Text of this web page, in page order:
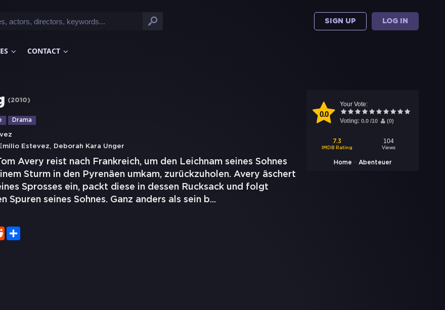
SIGN UP LOG IN
CONTACT
0.0
Your Vote:
Voting: 0.0 /10 (0)
7.3
IMDB Rating
104
Views
Home > Abenteuer
(2010)
Drama
Estevez, Deborah Kara Unger
Avery reist nach Frankreich, um den Leichnam seines Sohnes
Sturm in den Pyrenäen umkam, zurückzuholen. Avery äschert
Sprosses ein, packt diese in dessen Rucksack und folgt
Spuren seines Sohnes. Ganz anders als sein b...
Reddit